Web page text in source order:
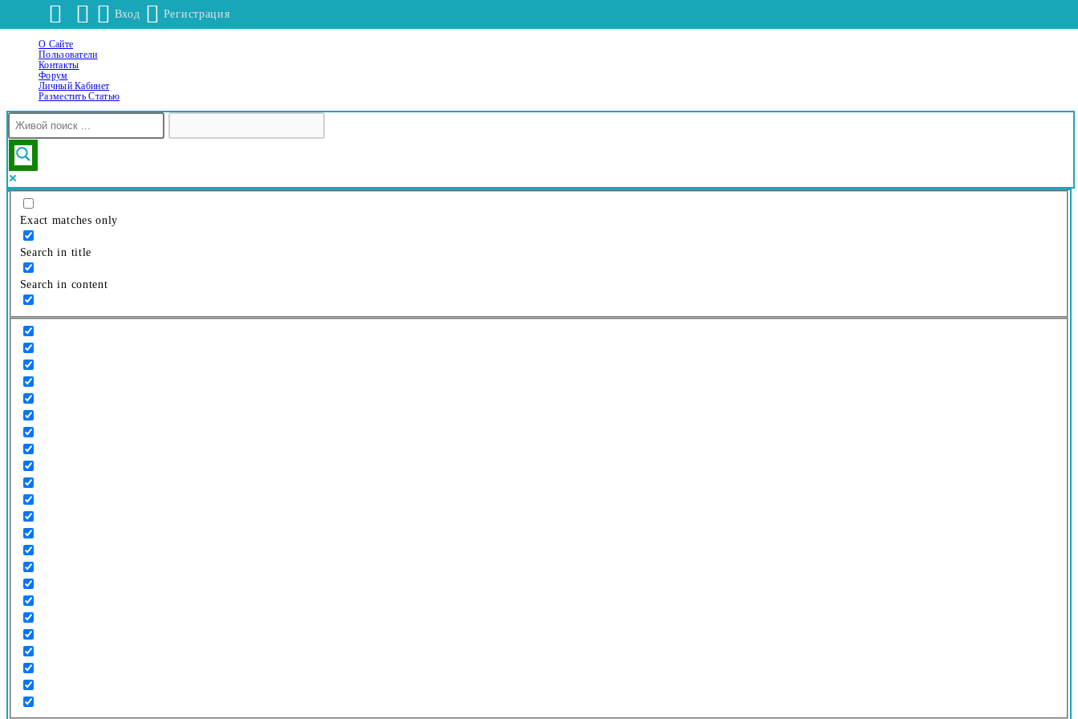
Перейти
содержимому
О Сайте
Пользователи
Контакты
Форум
Личный Кабинет
Разместить Статью
Exact matches only
Search in title
Search in content
Вход Регистрация